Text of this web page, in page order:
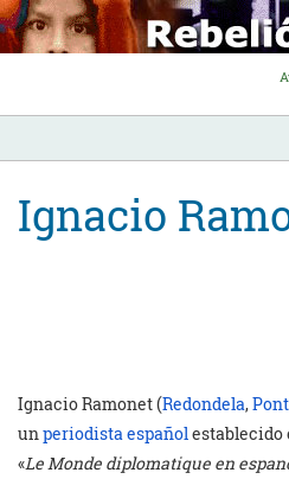
Skip
to
content
Ignacio
Ignacio Ramonet (Redondela,
unperiodistaespañolestablecido
«Le Monde diplomatique en